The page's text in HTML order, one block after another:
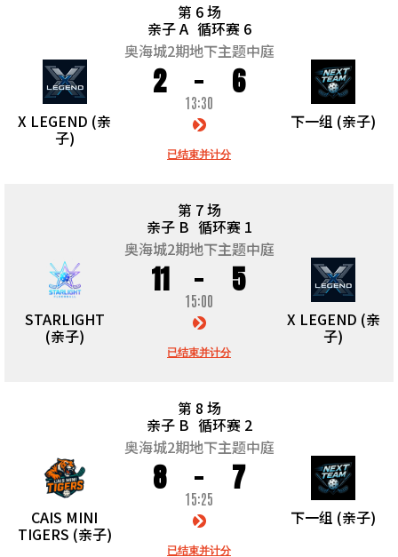
第 6 场
亲子 A 循环赛 6
奥海城2期地下主题中庭
X LEGEND (亲
子)
2 6
13:30
已结束并计分
下一组 (亲子)
第 7 场
亲子 B 循环赛 1
奥海城2期地下主题中庭
STARLIGHT
(亲子)
11 5
15:00
已结束并计分
X LEGEND (亲
子)
第 8 场
亲子 B 循环赛 2
奥海城2期地下主题中庭
CAIS MINI
TIGERS (亲子)
8 7
15:25
已结束并计分
下一组 (亲子)